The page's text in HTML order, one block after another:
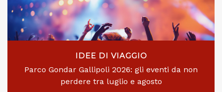
IDEE DI VIAGGIO
Parco Gondar Gallipoli 2026: gli eventi da non
perdere tra luglio e agosto